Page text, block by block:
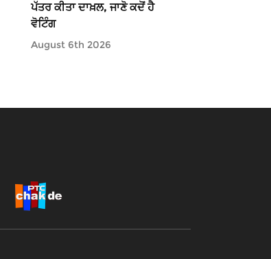
ਪੱਤਰ ਕੀਤਾ ਦਾਖ਼ਲ, ਜਾਣੋ ਕਦੋਂ ਹੈ
ਵੋਟਿੰਗ
August 6th 2026